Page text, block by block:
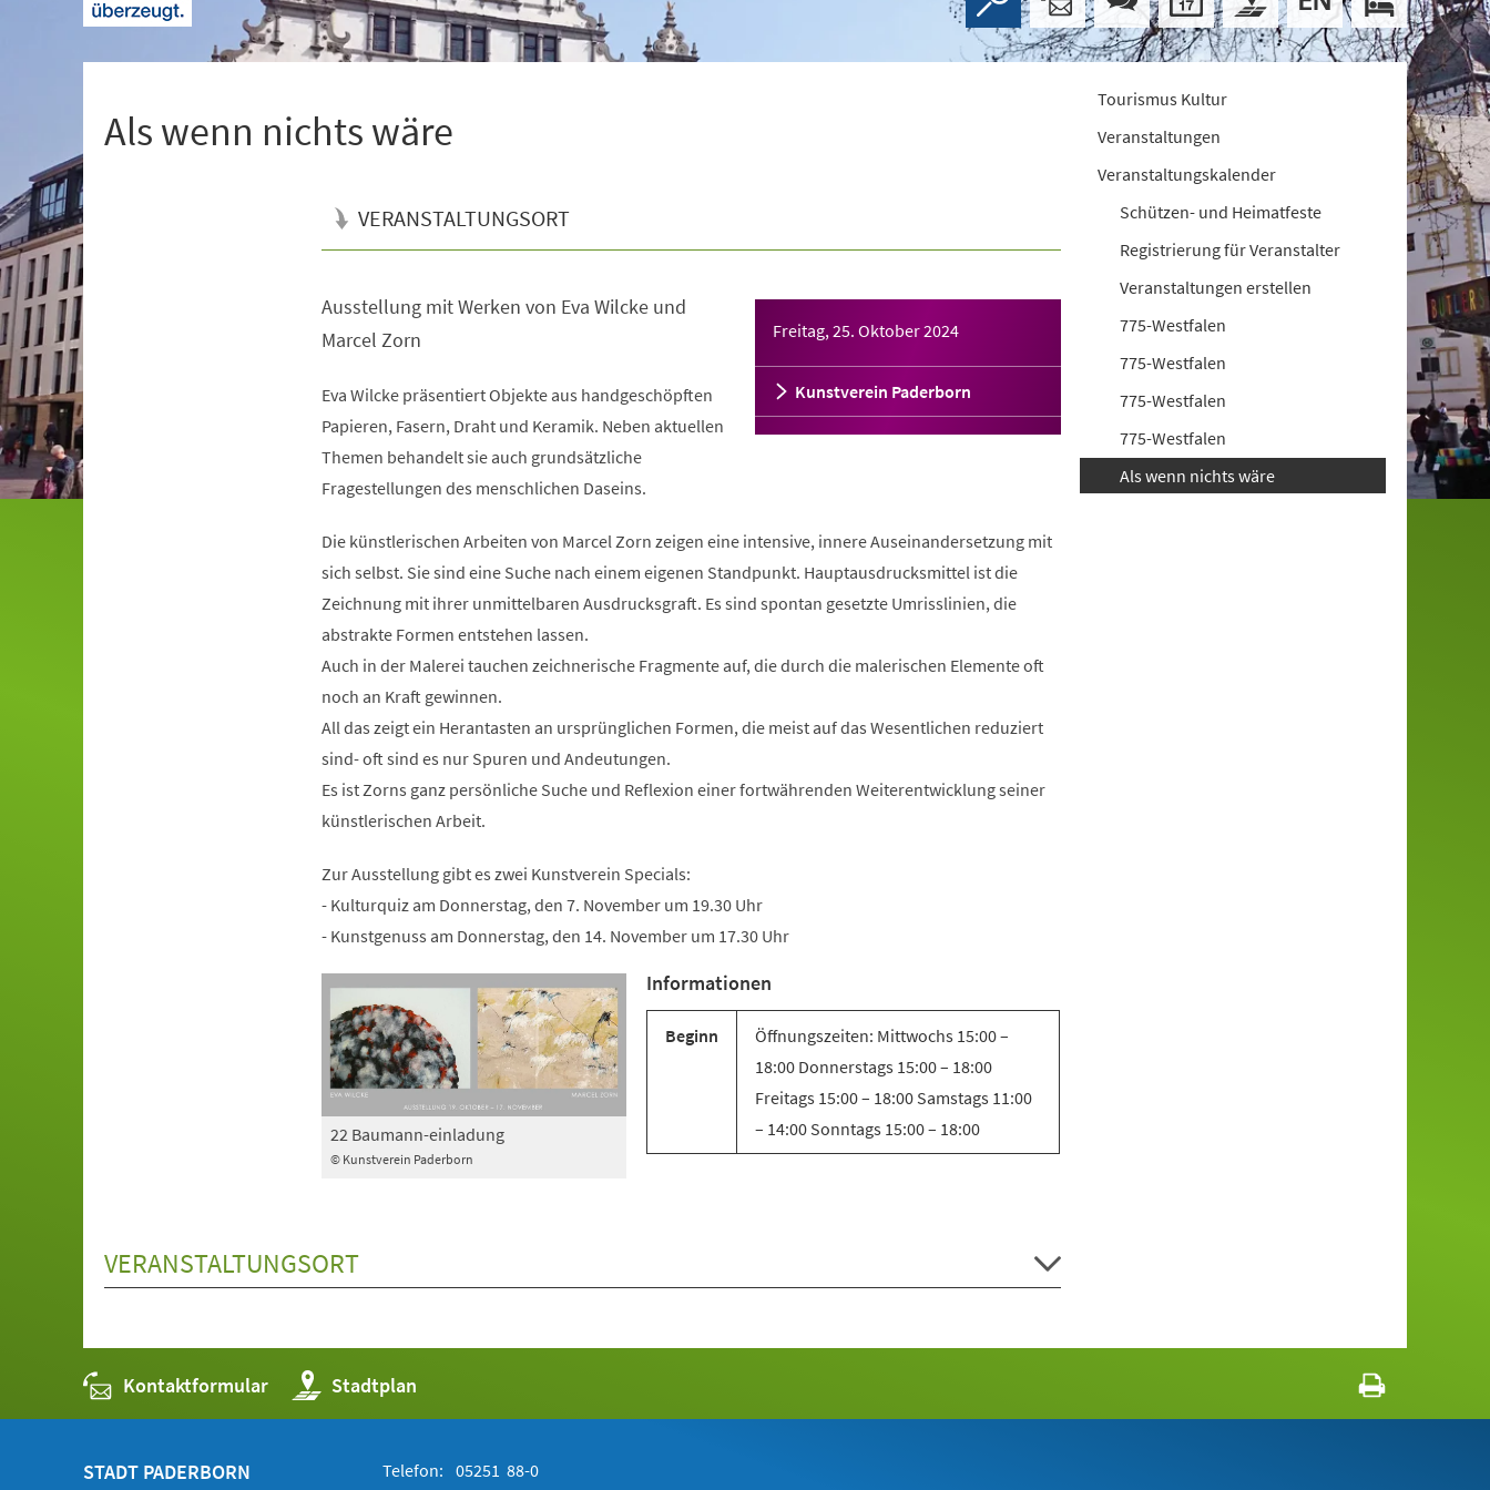
Als wenn nichts wäre
VERANSTALTUNGSORT
Freitag, 25. Oktober 2024
Kunstverein Paderborn
Ausstellung mit Werken von Eva Wilcke und
Marcel Zorn
Eva Wilcke präsentiert Objekte aus handgeschöpften
Papieren, Fasern, Draht und Keramik. Neben aktuellen
Themen behandelt sie auch grundsätzliche
Fragestellungen des menschlichen Daseins.
Die künstlerischen Arbeiten von Marcel Zorn zeigen eine intensive, innere Auseinandersetzung mit
sich selbst. Sie sind eine Suche nach einem eigenen Standpunkt. Hauptausdrucksmittel ist die
Zeichnung mit ihrer unmittelbaren Ausdrucksgraft. Es sind spontan gesetzte Umrisslinien, die
abstrakte Formen entstehen lassen.
Auch in der Malerei tauchen zeichnerische Fragmente auf, die durch die malerischen Elemente oft
noch an Kraft gewinnen.
All das zeigt ein Herantasten an ursprünglichen Formen, die meist auf das Wesentlichen reduziert
sind- oft sind es nur Spuren und Andeutungen.
Es ist Zorns ganz persönliche Suche und Reflexion einer fortwährenden Weiterentwicklung seiner
künstlerischen Arbeit.
Zur Ausstellung gibt es zwei Kunstverein Specials:
- Kulturquiz am Donnerstag, den 7. November um 19.30 Uhr
- Kunstgenuss am Donnerstag, den 14. November um 17.30 Uhr
© Kunstverein Paderborn
22 Baumann-einladung
Informationen
Beginn
Öffnungszeiten: Mittwochs 15:00 –
18:00 Donnerstags 15:00 – 18:00
Freitags 15:00 – 18:00 Samstags 11:00
– 14:00 Sonntags 15:00 – 18:00
VERANSTALTUNGSORT
Tourismus Kultur
Veranstaltungen
Veranstaltungskalender
Schützen- und Heimatfeste
Registrierung für Veranstalter
Veranstaltungen erstellen
775-Westfalen
775-Westfalen
775-Westfalen
775-Westfalen
Als wenn nichts wäre
Kontaktformular Stadtplan
(Öffnet
in
einem
STADT PADERBORN Telefon: 05251 88-0